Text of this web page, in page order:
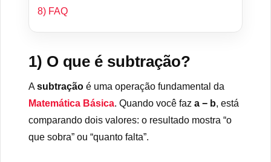
8) FAQ
1) O que é subtração?
Asubtração é uma operação fundamental da
Matemática Básica. Quando você faz a − b, está
comparando dois valores: o resultado mostra “o
que sobra” ou “quanto falta”.